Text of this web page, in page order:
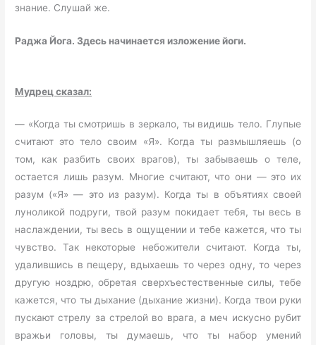
знание. Слушай же.
Раджа Йога. Здесь начинается изложение йоги.
Мудрец сказал:
— «Когда ты смотришь в зеркало, ты видишь тело. Глупые
считают это тело своим «Я». Когда ты размышляешь (о
том, как разбить своих врагов), ты забываешь о теле,
остается лишь разум. Многие считают, что они — это их
разум («Я» — это из разум). Когда ты в объятиях своей
луноликой подруги, твой разум покидает тебя, ты весь в
наслаждении, ты весь в ощущении и тебе кажется, что ты
чувство. Так некоторые небожители считают. Когда ты,
удалившись в пещеру, вдыхаешь то через одну, то через
другую ноздрю, обретая сверхъестественные силы, тебе
кажется, что ты дыхание (дыхание жизни). Когда твои руки
пускают стрелу за стрелой во врага, а меч искусно рубит
вражьи головы, ты думаешь, что ты набор умений